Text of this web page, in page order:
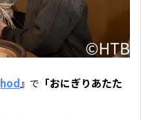
hod』で 「おにぎりあたた